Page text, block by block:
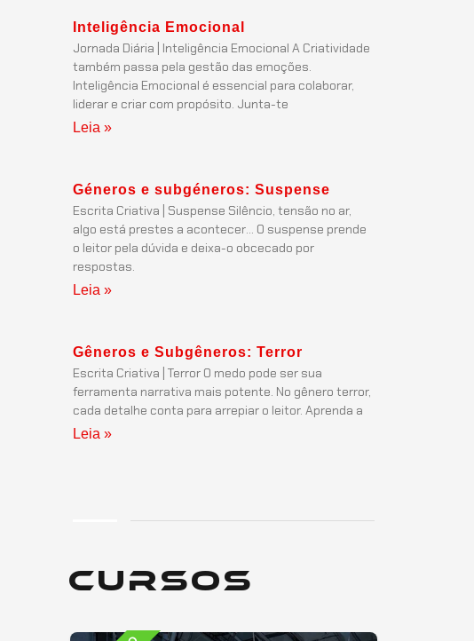
Inteligência Emocional
Jornada Diária | Inteligência Emocional A Criatividade
também passa pela gestão das emoções.
Inteligência Emocional é essencial para colaborar,
liderar e criar com propósito. Junta-te
Leia »
Géneros e subgéneros: Suspense
Escrita Criativa | Suspense Silêncio, tensão no ar,
algo está prestes a acontecer… O suspense prende
o leitor pela dúvida e deixa-o obcecado por
respostas.
Leia »
Gêneros e Subgêneros: Terror
Escrita Criativa | Terror O medo pode ser sua
ferramenta narrativa mais potente. No gênero terror,
cada detalhe conta para arrepiar o leitor. Aprenda a
Leia »
Cursos